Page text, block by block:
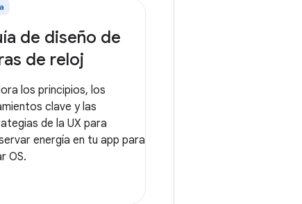
de diseño de
de reloj
los principios, los
clave y las
de la UX para
energía en tu app para
OS.